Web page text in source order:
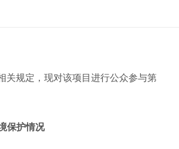
关规定，现对该项目进行公众参与第
保护情况